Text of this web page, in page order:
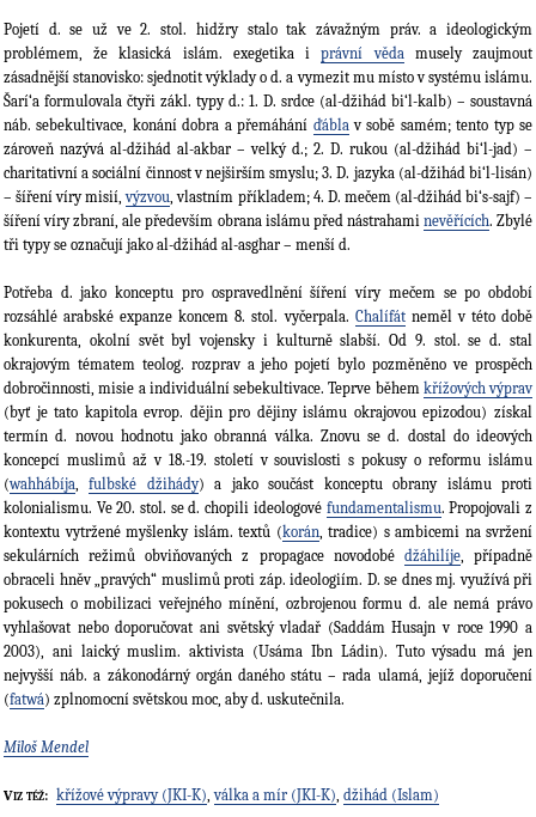
Pojetí d. se už ve 2. stol. hidžry stalo tak závažným práv. a ideologickým
problémem, že klasická islám. exegetika iprávní vědamusely zaujmout
zásadnější stanovisko: sjednotit výklady o d. a vymezit mu místo v systému islámu.
Šarí‘a formulovala čtyři zákl. typy d.: 1. D. srdce (al-džihád bi‘l-kalb) – soustavná
náb. sebekultivace, konání dobra a přemáhání ďáblav sobě samém; tento typ se
zároveň nazývá al-džihád al-akbar – velký d.; 2. D. rukou (al-džihád bi‘l-jad) –
charitativní a sociální činnost v nejširším smyslu; 3. D. jazyka (al-džihád bi‘l-lisán)
– šíření víry misií,výzvou, vlastním příkladem; 4. D. mečem (al-džihád bi‘s-sajf) –
šíření víry zbraní, ale především obrana islámu před nástrahami nevěřících. Zbylé
tři typy se označují jako al-džihád al-asghar – menší d.
Potřeba d. jako konceptu pro ospra­vedlnění šíření víry mečem se po období
rozsáhlé arabské expanze koncem 8. stol. vyčerpala. Chalífátneměl v této době
konkurenta, okolní svět byl vojensky i kulturně slabší. Od 9. stol. se d. stal
okrajovým tématem teolog. roz­prav a jeho pojetí bylo pozměněno ve pro­spěch
dobročinnosti, misie a individuální sebekultivace. Teprve během křížových výprav
(byť je tato kapitola evrop. dějin pro dějiny islámu okrajovou epizodou) získal
termín d. novou hodnotu jako obranná válka. Znovu se d. dostal do ideo­vých
koncepcí muslimů až v 18.-19. století v souvislosti s pokusy o re­formu islámu
(wahhábíja,fulbské džihády) a jako součást konceptu obrany islámu proti
kolonialismu. Ve 20. stol. se d. chopili ideologové fundamentalismu. Propojovali z
kontextu vytržené myšlenky islám. textů (korán, tradice) s ambicemi na svržení
sekulárních režimů obviňovaných z propagace novodobé džáhilíje, případně
obraceli hněv „pravých“ muslimů proti záp. ideologiím. D. se dnes mj. využívá při
pokusech o mobilizaci veřejného mínění, ozbrojenou formu d. ale nemá právo
vyhlašovat nebo doporučovat ani světský vladař (Saddám Husajn v roce 1990 a
2003), ani laický muslim. aktivista (Usáma Ibn Ládin). Tuto výsadu má jen
nejvyšší náb. a zákono­dárný orgán daného státu – rada ulamá, jejíž doporučení
(fatwá) zplno­mocní světskou moc, aby d. uskutečnila.
Miloš Mendel
Viz též: křížové výpravy (JKI-K),válka a mír (JKI-K), džihád (Islam)